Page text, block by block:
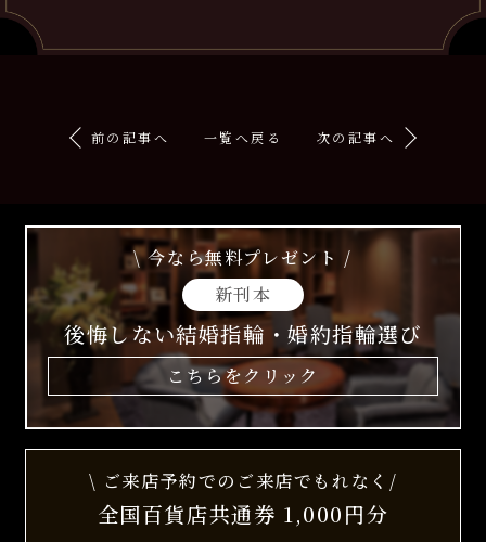
前の記事へ 一覧へ戻る 次の記事へ
\ 今なら無料プレゼント /
新刊本
後悔しない結婚指輪・婚約指輪選び
こちらをクリック
\ ご来店予約でのご来店でもれなく/
全国百貨店共通券 1,000円分